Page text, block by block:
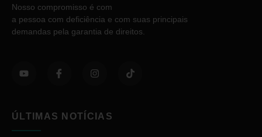
Nosso compromisso é com
a pessoa com deficiência e com suas principais
demandas pela garantia de direitos.
ÚLTIMAS NOTÍCIAS